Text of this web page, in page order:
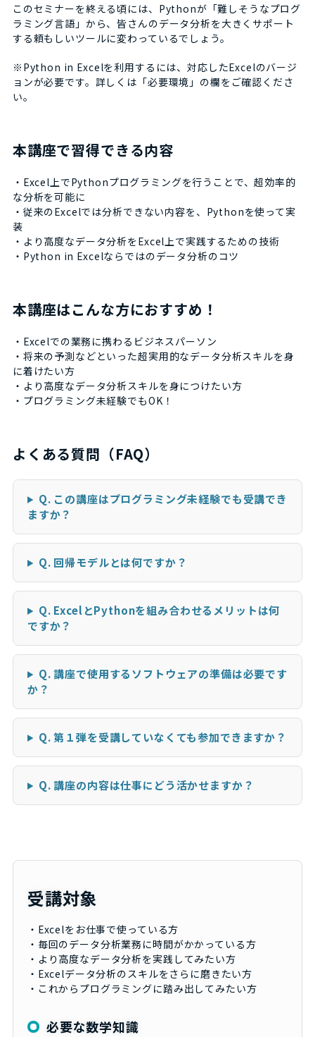
このセミナーを終える頃には、Pythonが「難しそうなプログ
ラミング言語」から、皆さんのデータ分析を大きくサポート
する頼もしいツールに変わっているでしょう。
※Python in Excelを利用するには、対応したExcelのバージ
ョンが必要です。詳しくは「必要環境」の欄をご確認くださ
い。
本講座で習得できる内容
・Excel上でPythonプログラミングを行うことで、超効率的
な分析を可能に
・従来のExcelでは分析できない内容を、Pythonを使って実
装
・より高度なデータ分析をExcel上で実践するための技術
・Python in Excelならではのデータ分析のコツ
本講座はこんな方におすすめ！
・Excelでの業務に携わるビジネスパーソン
・将来の予測などといった超実用的なデータ分析スキルを身
に着けたい方
・より高度なデータ分析スキルを身につけたい方
・プログラミング未経験でもOK！
よくある質問（FAQ）
Q. この講座はプログラミング未経験でも受講でき
ますか？
Q. 回帰モデルとは何ですか？
Q. ExcelとPythonを組み合わせるメリットは何
ですか？
Q. 講座で使用するソフトウェアの準備は必要です
か？
Q. 第１弾を受講していなくても参加できますか？
Q. 講座の内容は仕事にどう活かせますか？
受講対象
・Excelをお仕事で使っている方
・毎回のデータ分析業務に時間がかかっている方
・より高度なデータ分析を実践してみたい方
・Excelデータ分析のスキルをさらに磨きたい方
・これからプログラミングに踏み出してみたい方
必要な数学知識